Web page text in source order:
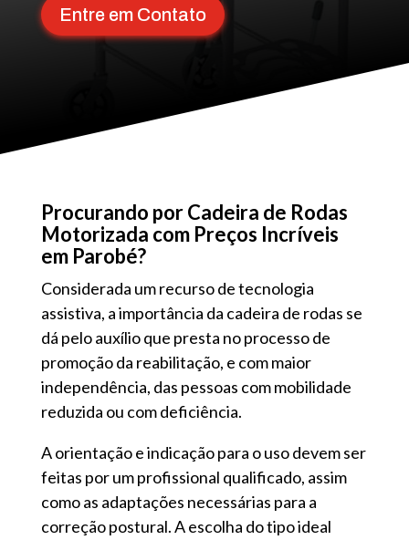
Entre em Contato
Procurando por Cadeira de Rodas
Motorizada com Preços Incríveis
em Parobé?
Considerada um recurso de tecnologia
assistiva, a importância da cadeira de rodas se
dá pelo auxílio que presta no processo de
promoção da reabilitação, e com maior
independência, das pessoas com mobilidade
reduzida ou com deficiência.
A orientação e indicação para o uso devem ser
feitas por um profissional qualificado, assim
como as adaptações necessárias para a
correção postural. A escolha do tipo ideal